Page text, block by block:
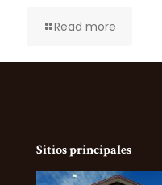
Read more
Sitios principales